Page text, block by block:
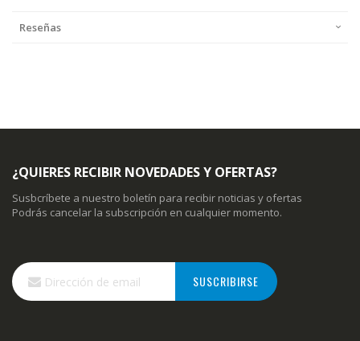
Reseñas
¿QUIERES RECIBIR NOVEDADES Y OFERTAS?
Susbcríbete a nuestro boletín para recibir noticias y ofertas
Podrás cancelar la subscripción en cualquier momento.
Inscríbase
a
nuestro
SUSCRIBIRSE